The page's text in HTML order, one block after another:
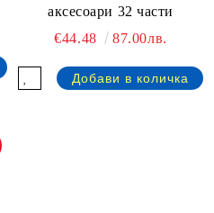
аксесоари 32 части
€44.48
87.00лв.